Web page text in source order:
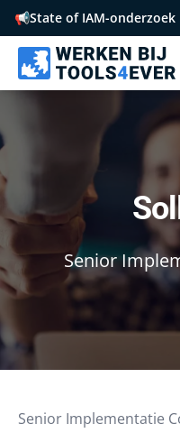
📢State of IAM-onderzoek
Senior
Senior Implementatie